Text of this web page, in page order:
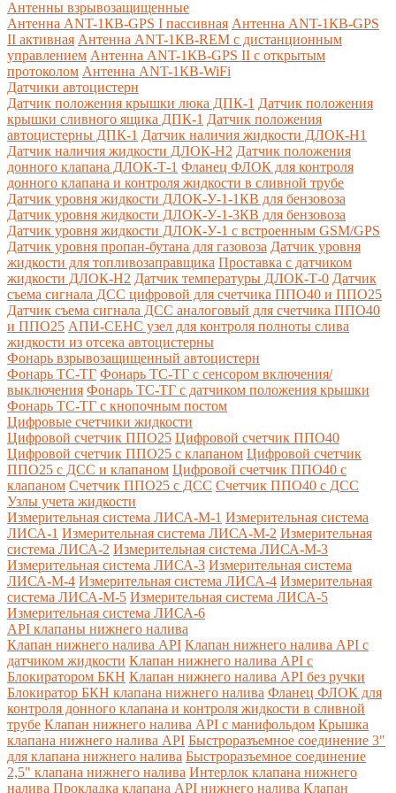
Антенны взрывозащищенные
Антенна ANT-1КВ-GPS I пассивная Антенна ANT-1КВ-GPS
II активная Антенна ANT-1КВ-REM c дистанционным
управлением Антенна ANT-1КВ-GPS II с открытым
протоколом Антенна ANT-1КВ-WiFi
Датчики автоцистерн
Датчик положения крышки люка ДПК-1 Датчик положения
крышки сливного ящика ДПК-1 Датчик положения
автоцистерны ДПК-1 Датчик наличия жидкости ДЛОК-Н1
Датчик наличия жидкости ДЛОК-Н2 Датчик положения
донного клапана ДЛОК-Т-1 Фланец ФЛОК для контроля
донного клапана и контроля жидкости в сливной трубе
Датчик уровня жидкости ДЛОК-У-1-1КВ для бензовоза
Датчик уровня жидкости ДЛОК-У-1-3КВ для бензовоза
Датчик уровня жидкости ДЛОК-У-1 с встроенным GSM/GPS
Датчик уровня пропан-бутана для газовоза Датчик уровня
жидкости для топливозаправщика Проставка с датчиком
жидкости ДЛОК-Н2 Датчик температуры ДЛОК-Т-0 Датчик
съема сигнала ДСС цифровой для счетчика ППО40 и ППО25
Датчик съема сигнала ДСС аналоговый для счетчика ППО40
и ППО25 АПИ-СЕНС узел для контроля полноты слива
жидкости из отсека автоцистерны
Фонарь взрывозащищенный автоцистерн
Фонарь ТС-ТГ Фонарь ТС-ТГ с сенсором включения/
выключения Фонарь ТС-ТГ с датчиком положения крышки
Фонарь ТС-ТГ с кнопочным постом
Цифровые счетчики жидкости
Цифровой счетчик ППО25 Цифровой счетчик ППО40
Цифровой счетчик ППО25 с клапаном Цифровой счетчик
ППО25 с ДСС и клапаном Цифровой счетчик ППО40 с
клапаном Счетчик ППО25 с ДСС Счетчик ППО40 с ДСС
Узлы учета жидкости
Измерительная система ЛИСА-М-1 Измерительная система
ЛИСА-1 Измерительная система ЛИСА-М-2 Измерительная
система ЛИСА-2 Измерительная система ЛИСА-М-3
Измерительная система ЛИСА-3 Измерительная система
ЛИСА-М-4 Измерительная система ЛИСА-4 Измерительная
система ЛИСА-М-5 Измерительная система ЛИСА-5
Измерительная система ЛИСА-6
API клапаны нижнего налива
Клапан нижнего налива API Клапан нижнего налива API с
датчиком жидкости Клапан нижнего налива API с
Блокиратором БКН Клапан нижнего налива API без ручки
Блокиратор БКН клапана нижнего налива Фланец ФЛОК для
контроля донного клапана и контроля жидкости в сливной
трубе Клапан нижнего налива API с манифольдом Крышка
клапана нижнего налива API Быстроразъемное соединение 3"
для клапана нижнего налива Быстроразъемное соединение
2,5" клапана нижнего налива Интерлок клапана нижнего
налива Прокладка клапана API нижнего налива Клапан